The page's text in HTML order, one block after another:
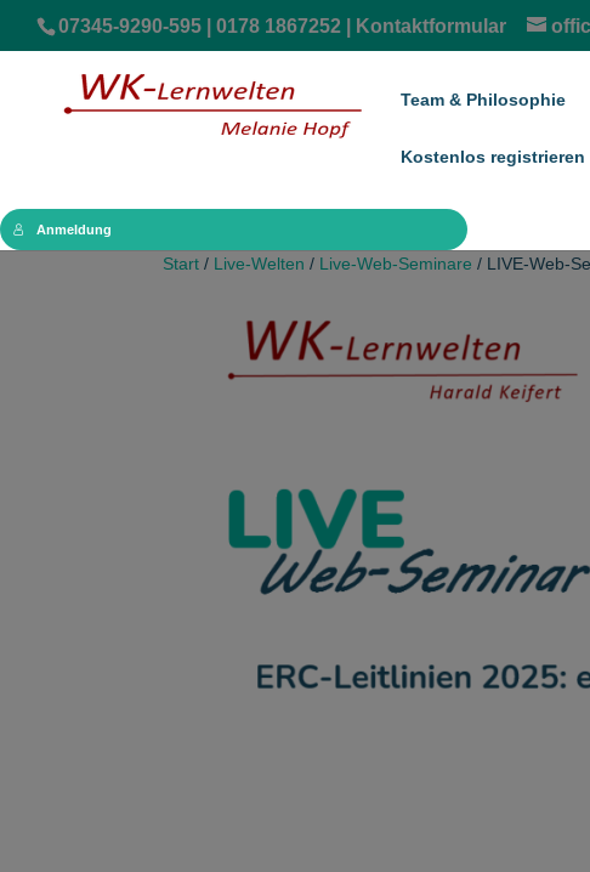
07345-9290-595 | 0178 1867252 | Kontaktformular
Team & Philosophie
Kostenlos registrieren
Anmeldung
Start / Live-Welten / Live-Web-Seminare / LIVE-Web-